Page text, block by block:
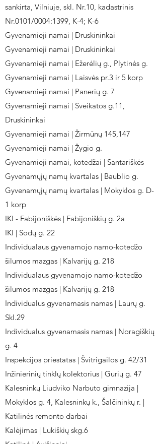
sankirta, Vilniuje, skl. Nr.10, kadastrinis
Nr.0101/0004:1399, K-4; K-6
Gyvenamieji namai | Druskininkai
Gyvenamieji namai | Druskininkai
Gyvenamieji namai | Ežerėlių g., Plytinės g.
Gyvenamieji namai | Laisvės pr.3 ir 5 korp
Gyvenamieji namai | Panerių g. 7
Gyvenamieji namai | Sveikatos g.11,
Druskininkai
Gyvenamieji namai | Žirmūnų 145,147
Gyvenamieji namai | Žygio g.
Gyvenamieji namai, kotedžai | Santariškės
Gyvenamųjų namų kvartalas | Baublio g.
Gyvenamųjų namų kvartalas | Mokyklos g. D-
1 korp
IKI - Fabijoniškės | Fabijoniškių g. 2a
IKI | Sodų g. 22
Individualaus gyvenamojo namo-kotedžo
šilumos mazgas | Kalvarijų g. 218
Individualaus gyvenamojo namo-kotedžo
šilumos mazgas | Kalvarijų g. 218
Individualus gyvenamasis namas | Laurų g.
Skl.29
Individualus gyvenamasis namas | Noragiškių
g. 4
Inspekcijos priestatas | Švitrigailos g. 42/31
Inžinierinių tinklų kolektorius | Gurių g. 47
Kalesninkų Liudviko Narbuto gimnazija |
Mokyklos g. 4, Kalesninkų k., Šalčininkų r. |
Katilinės remonto darbai
Kalėjimas | Lukiškių skg.6